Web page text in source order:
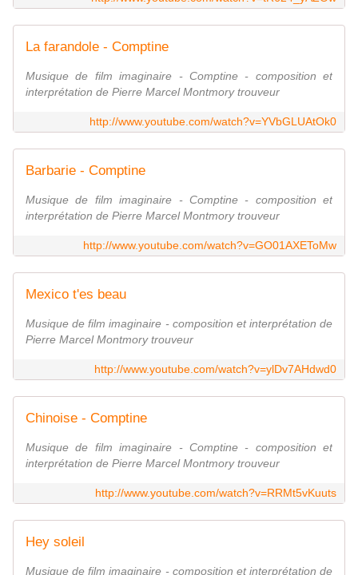
La farandole - Comptine
Musique de film imaginaire - Comptine - composition et
interprétation de Pierre Marcel Montmory trouveur
http://www.youtube.com/watch?v=YVbGLUAtOk0
Barbarie - Comptine
Musique de film imaginaire - Comptine - composition et
interprétation de Pierre Marcel Montmory trouveur
http://www.youtube.com/watch?v=GO01AXEToMw
Mexico t'es beau
Musique de film imaginaire - composition et interprétation de
Pierre Marcel Montmory trouveur
http://www.youtube.com/watch?v=ylDv7AHdwd0
Chinoise - Comptine
Musique de film imaginaire - Comptine - composition et
interprétation de Pierre Marcel Montmory trouveur
http://www.youtube.com/watch?v=RRMt5vKuuts
Hey soleil
Musique de film imaginaire - composition et interprétation de